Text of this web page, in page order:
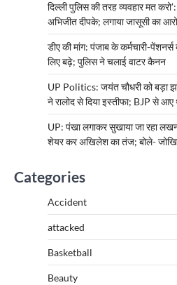
दिल्ली पुलिस की तरह व्यवहार मत
अभिजीत दीपके; लगाया जासूसी का
डीए की मांग: पंजाब के कर्मचारी-
लिए बढ़े; पुलिस ने चलाई वाटर कैनन
UP Politics: जयंत चौधरी को बड़ा
ने रालोद से दिया इस्तीफा; BJP से आए
UP: पंखा लगाकर सुखाया जा रहा
शेयर कर अखिलेश का तंज; बोले-
Categories
Accident
attacked
Basketball
Beauty